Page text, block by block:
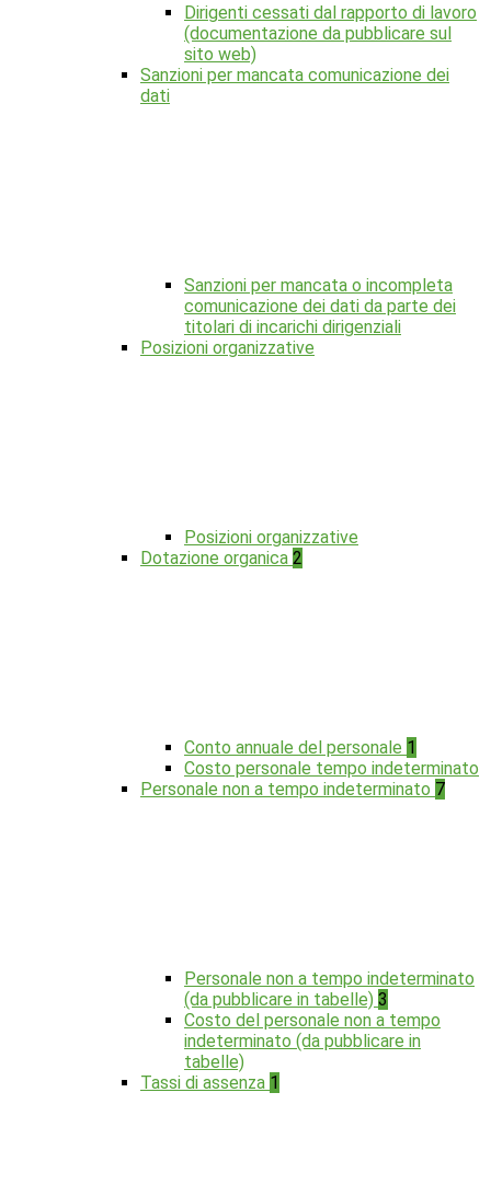
Dirigenti cessati dal rapporto di lavoro
(documentazione da pubblicare sul
sito web)
Sanzioni per mancata comunicazione dei
dati
Sanzioni per mancata o incompleta
comunicazione dei dati da parte dei
titolari di incarichi dirigenziali
Posizioni organizzative
Posizioni organizzative
Dotazione organica 2
Conto annuale del personale 1
Costo personale tempo indeterminato
Personale non a tempo indeterminato 7
Personale non a tempo indeterminato
(da pubblicare in tabelle) 3
Costo del personale non a tempo
indeterminato (da pubblicare in
tabelle)
Tassi di assenza 1